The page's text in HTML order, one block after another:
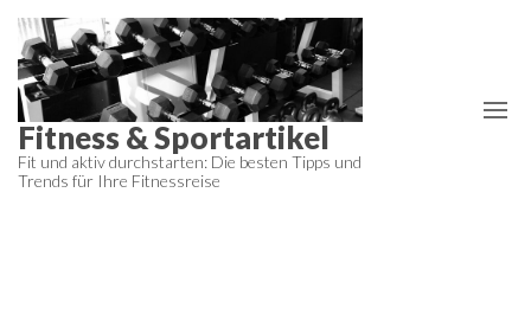
Zum
Inhalt
springen
Fitness & Sportartikel
Fit und aktiv durchstarten: Die besten Tipps und
Trends für Ihre Fitnessreise